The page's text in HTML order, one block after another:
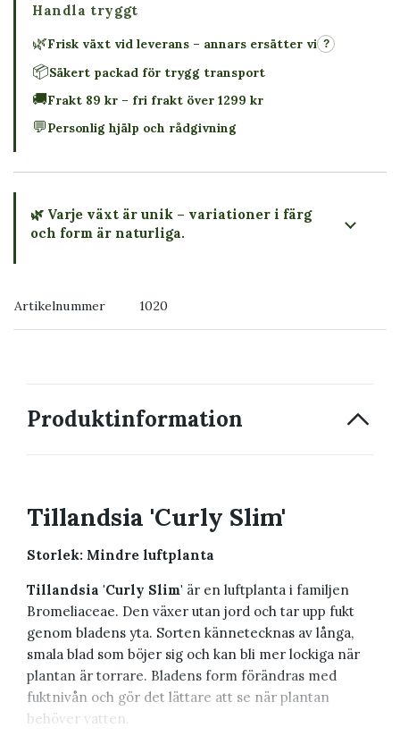
Handla tryggt
🌿Frisk växt vid leverans – annars ersätter vi ?
📦Säkert packad för trygg transport
🚚Frakt 89 kr – fri frakt över 1299 kr
💬Personlig hjälp och rådgivning
🌿 Varje växt är unik – variationer i färg
och form är naturliga.
Artikelnummer 1020
Produktinformation
Tillandsia 'Curly Slim'
Storlek: Mindre luftplanta
Tillandsia 'Curly Slim' är en luftplanta i familjen
Bromeliaceae. Den växer utan jord och tar upp fukt
genom bladens yta. Sorten kännetecknas av långa,
smala blad som böjer sig och kan bli mer lockiga när
plantan är torrare. Bladens form förändras med
fuktnivån och gör det lättare att se när plantan
behöver vatten.